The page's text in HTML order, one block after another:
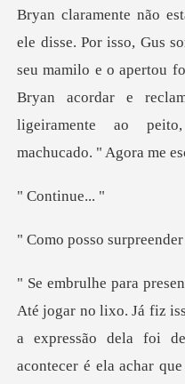
Bryan claramente não
ele disse. Por isso, Gus
s
ntinu
so surpreen
ão dela foi
acontecer é ela achar